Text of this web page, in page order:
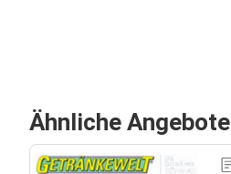
Ähnliche Angebote